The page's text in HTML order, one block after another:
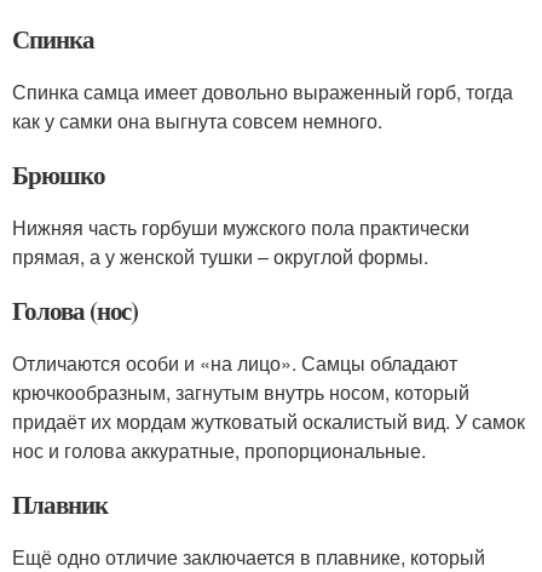
Спинка
Спинка самца имеет довольно выраженный горб, тогда
как у самки она выгнута совсем немного.
Брюшко
Нижняя часть горбуши мужского пола практически
прямая, а у женской тушки – округлой формы.
Голова (нос)
Отличаются особи и «на лицо». Самцы обладают
крючкообразным, загнутым внутрь носом, который
придаёт их мордам жутковатый оскалистый вид. У самок
нос и голова аккуратные, пропорциональные.
Плавник
Ещё одно отличие заключается в плавнике, который